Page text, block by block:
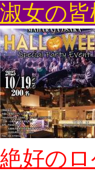
淑女の
絶好の